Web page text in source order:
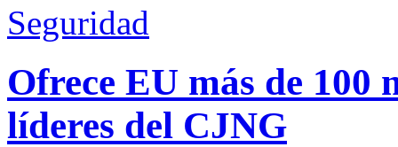
Seguridad
Ofrece EU más de 100
líderes del CJNG